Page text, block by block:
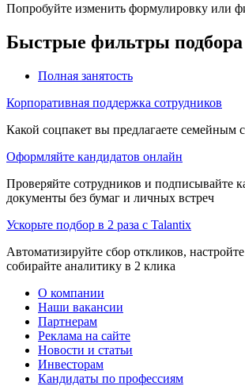
Попробуйте изменить формулировку или
Быстрые фильтры
Полная занятость
Корпоративная поддержка сотрудников
Какой соцпакет вы предлагаете семейным
Оформляйте кандидатов онлайн
Проверяйте сотрудников и подписывайте
документы без бумаг и личных встреч
Ускорьте подбор в 2 раза с Talantix
Автоматизируйте сбор откликов,
собирайте аналитику в 2 клика
О компании
Наши вакансии
Партнерам
Реклама на сайте
Новости и статьи
Инвесторам
Кандидаты по профессиям